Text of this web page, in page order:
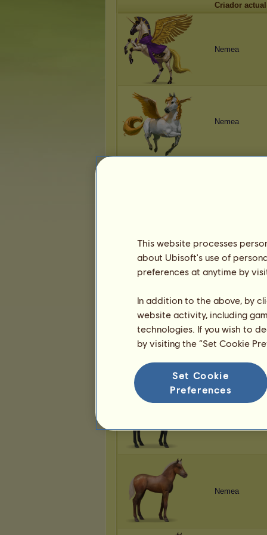
Criador actual
Nemea
Nemea
Nemea
Nemea
Nemea
This website processes
about Ubisoft's use of
preferences at anytime by
In addition to the above, by
website activity, including
technologies. If you wish to
by visiting the “Set Cookie
Set Cookie
Preferences